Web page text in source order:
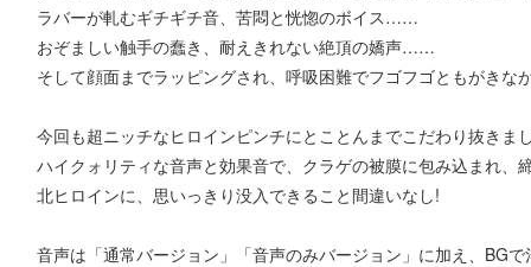
ラバーが軋むギチギチ音、苦悶と恍惚のボイス……
おぞましい触手の蠢き、耐えきれない絶頂の嬌声……
そして顔面までラッピングされ、呼吸困難でフゴフゴともがきな
今回も超ニッチなヒロインピンチにとことんまでこだわり抜きま
ハイクォリティな音声と効果音で、クラゲの被膜に包み込まれ、
北ヒロインに、思いっきり没入できること間違いなし!
音声は「通常バージョン」「音声のみバージョン」に加え、BG